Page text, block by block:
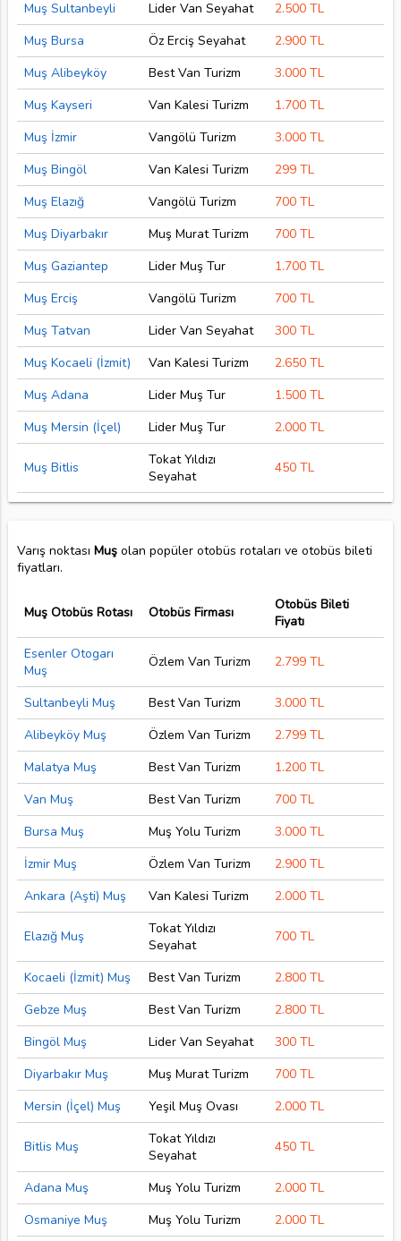
Muş Sultanbeyli
Lider Van Seyahat
2.500 TL
Muş Bursa
Öz Erciş Seyahat
2.900 TL
Muş Alibeyköy
Best Van Turizm
3.000 TL
Muş Kayseri
Van Kalesi Turizm
1.700 TL
Muş İzmir
Vangölü Turizm
3.000 TL
Muş Bingöl
Van Kalesi Turizm
299 TL
Muş Elazığ
Vangölü Turizm
700 TL
Muş Diyarbakır
Muş Murat Turizm
700 TL
Muş Gaziantep
Lider Muş Tur
1.700 TL
Muş Erciş
Vangölü Turizm
700 TL
Muş Tatvan
Lider Van Seyahat
300 TL
Muş Kocaeli (İzmit)
Van Kalesi Turizm
2.650 TL
Muş Adana
Lider Muş Tur
1.500 TL
Muş Mersin (İçel)
Lider Muş Tur 2.000 TL
Muş Bitlis
Tokat Yıldızı
Seyahat
450 TL
Varış noktası Muşolan popüler otobüs rotaları ve otobüs bileti
fiyatları.
Muş Otobüs Rotası Otobüs Firması
Otobüs Bileti
Fiyatı
Esenler Otogarı
Muş
Özlem Van Turizm 2.799 TL
Sultanbeyli Muş Best Van Turizm
3.000 TL
Alibeyköy Muş
Özlem Van Turizm
2.799 TL
Malatya Muş
Best Van Turizm
1.200 TL
Van Muş
Best Van Turizm
700 TL
Bursa Muş
Muş Yolu Turizm
3.000 TL
İzmir Muş
Özlem Van Turizm
2.900 TL
Ankara (Aşti) Muş
Van Kalesi Turizm 2.000 TL
Elazığ Muş
Tokat Yıldızı
Seyahat
700 TL
Kocaeli (İzmit) Muş Best Van Turizm
2.800 TL
Gebze Muş
Best Van Turizm
2.800 TL
Bingöl Muş
Lider Van Seyahat
300 TL
Diyarbakır Muş
Muş Murat Turizm
700 TL
Mersin (İçel) Muş
Yeşil Muş Ovası 2.000 TL
Bitlis Muş
Tokat Yıldızı
Seyahat
450 TL
Adana Muş Muş Yolu Turizm
2.000 TL
Osmaniye Muş
Muş Yolu Turizm 2.000 TL